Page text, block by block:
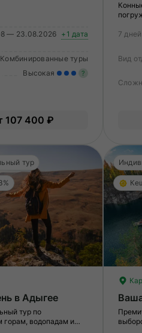
— 23.08.2026
+1 дата
Комбинированные туры
Высокая ?
107 400 ₽
7 дней
Вид
тур
в Адыгее
тур по
горам, водопадам и